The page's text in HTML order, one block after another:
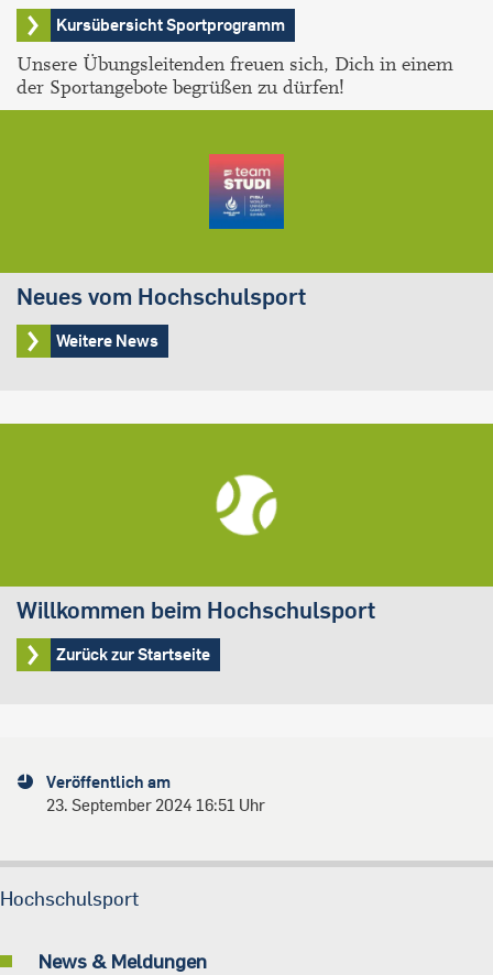
Kursübersicht Sportprogramm
Unsere Übungsleitenden freuen sich, Dich in einem
der Sportangebote begrüßen zu dürfen!
Neues vom Hochschulsport
Weitere News
Willkommen beim Hochschulsport
Zurück zur Startseite
Veröffentlich am
23. September 2024 16:51 Uhr
Hochschulsport
News & Meldungen